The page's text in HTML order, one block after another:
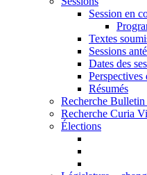
Session en
Textes
Sessions
Dates des
Perspectives
Résumés
Recherche
Recherche Curia
Élections